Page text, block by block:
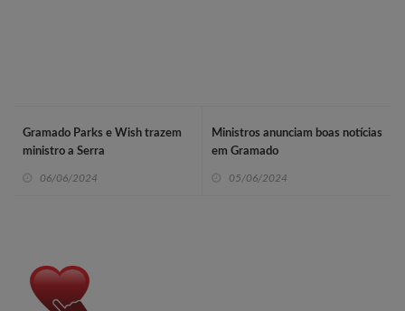
Gramado Parks e Wish trazem
ministro a Serra
06/06/2024
Ministros anunciam boas notícias
em Gramado
05/06/2024